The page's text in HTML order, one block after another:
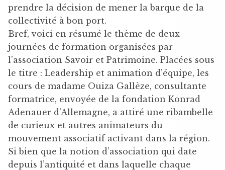
prendre la décision de mener la barque de la
collectivité à bon port.
Bref, voici en résumé le thème de deux
journées de formation organisées par
l’association Savoir et Patrimoine. Placées sous
le titre : Leadership et animation d’équipe, les
cours de madame Ouiza Gallèze, consultante
formatrice, envoyée de la fondation Konrad
Adenauer d’Allemagne, a attiré une ribambelle
de curieux et autres animateurs du
mouvement associatif activant dans la région.
Si bien que la notion d’association qui date
depuis l’antiquité et dans laquelle chaque